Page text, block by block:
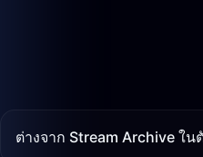
ต่างจาก Stream Archive ใน